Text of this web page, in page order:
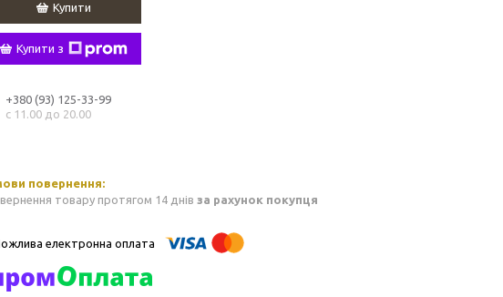
Купити
Купити з
+380 (93) 125-33-99
с 11.00 до 20.00
товару протягом 14 днів за рахунок покупця